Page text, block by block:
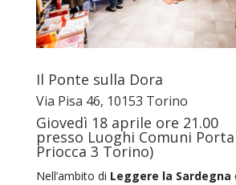
Il Ponte sulla Dora
Via Pisa 46, 10153 Torino
Giovedì 18 aprile ore 21.00
presso Luoghi Comuni Porta
Priocca 3 Torino)
Nell’ambito di Leggere la Sardegna